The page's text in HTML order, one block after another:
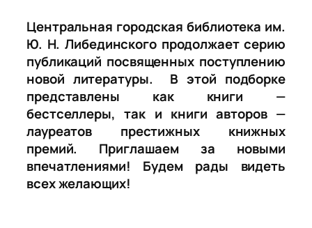
Центральная городская библиотека им.
Ю. Н. Либединского продолжает серию
публикаций посвященных поступлению
новой литературы. В этой подборке
представлены как книги —
бестселлеры, так и книги авторов —
лауреатов престижных книжных
премий. Приглашаем за новыми
впечатлениями! Будем рады видеть
всех желающих!